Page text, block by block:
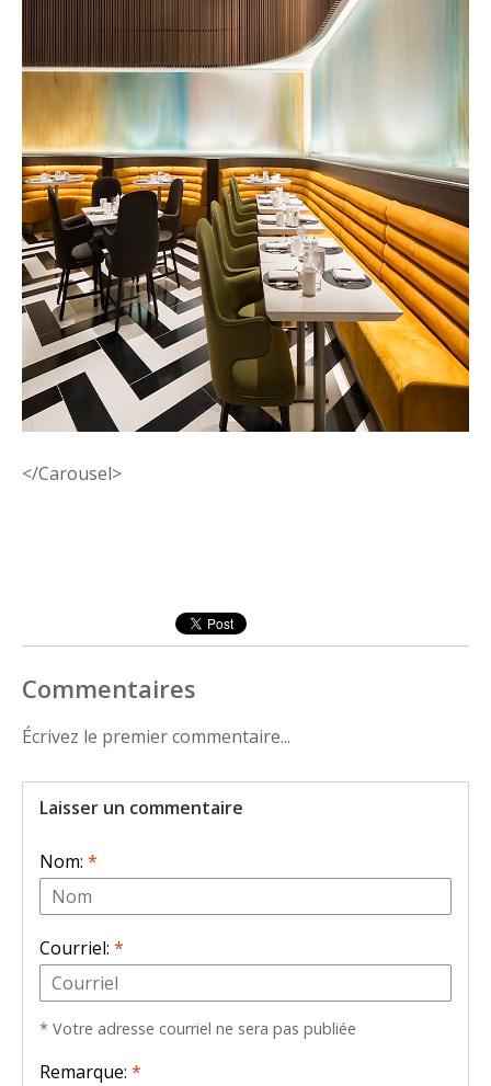
</Carousel>
Commentaires
Écrivez le premier commentaire...
Laisser un commentaire
Nom: *
Courriel: *
* Votre adresse courriel ne sera pas publiée
Remarque: *